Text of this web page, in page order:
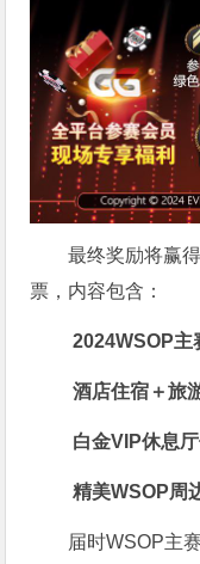
最终奖励将赢
票，内容包含：
2024WSOP主
酒店住宿＋旅
白金VIP休息厅
精美WSOP周
届时WSOP主